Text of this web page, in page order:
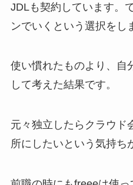
JDLも契約しています。
ンでいくという選択をし
使い慣れたものより、自
して考えた結果です。
元々独立したらクラウド
所にしたいという気持ち